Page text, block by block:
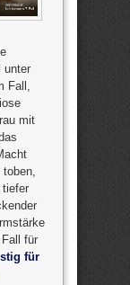
unter
Fall,
mit
toben,
tiefer
für
für